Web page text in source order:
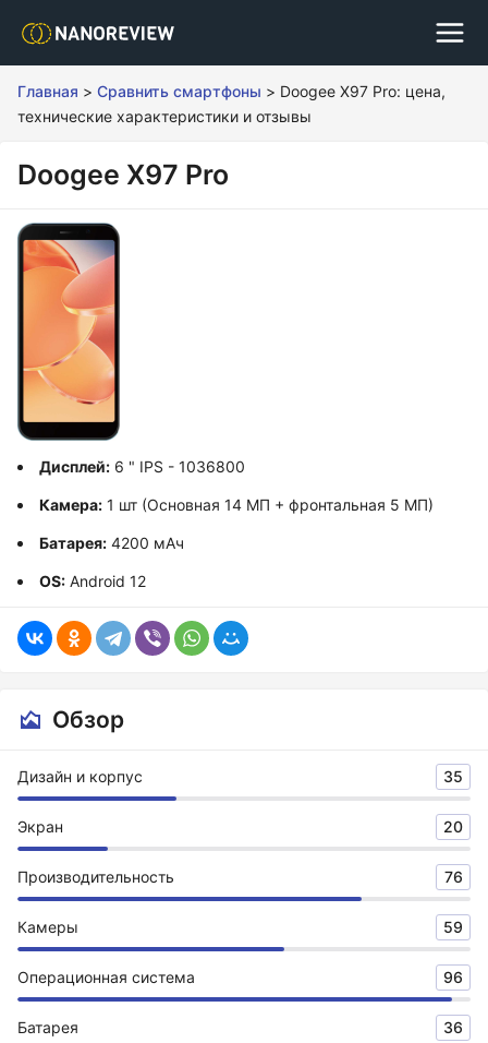
Главная > Сравнить смартфоны > Doogee X97 Pro: цена,
технические характеристики и отзывы
Doogee X97 Pro
Дисплей: 6 " IPS - 1036800
Камера: 1 шт (Основная 14 МП + фронтальная 5 МП)
Батарея: 4200 мАч
OS: Android 12
Обзор
Дизайн и корпус 35
Экран 20
Производительность 76
Камеры 59
Операционная система 96
Батарея 36